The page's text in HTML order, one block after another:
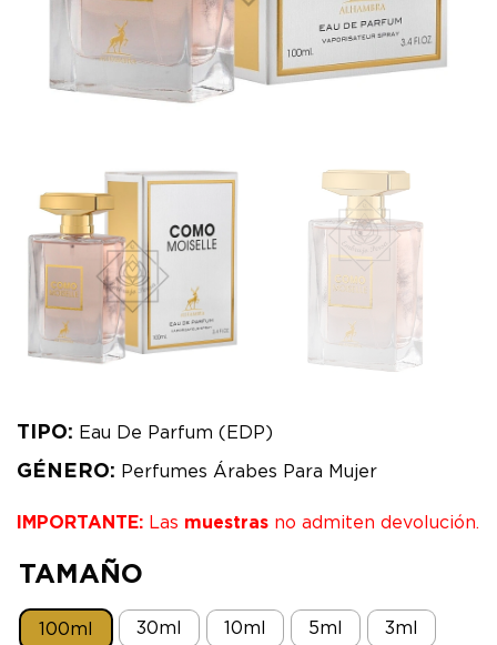
TIPO: Eau De Parfum (EDP)
GÉNERO: Perfumes Árabes Para Mujer
IMPORTANTE: Las muestras no admiten devolución.
TAMAÑO
100ml 30ml 10ml 5ml 3ml